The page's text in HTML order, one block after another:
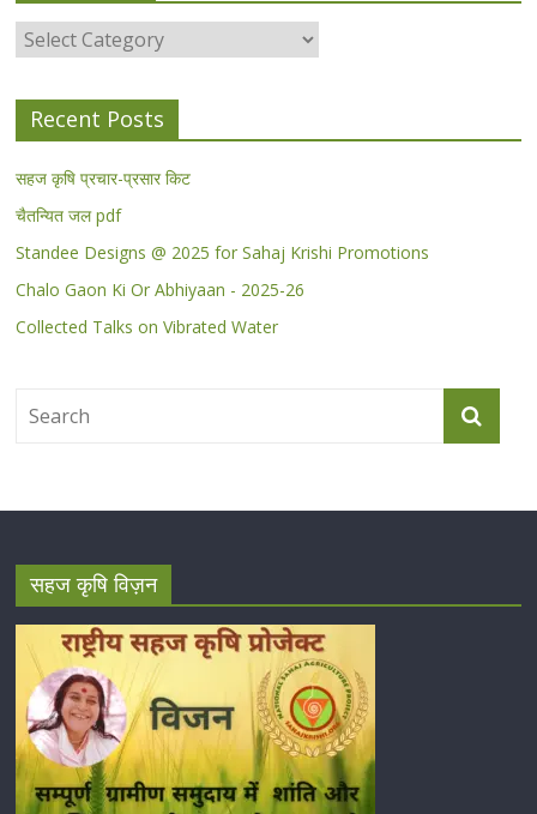
Categories
Recent Posts
सहज कृषि प्रचार-प्रसार किट
चैतन्यित जल pdf
Standee Designs @ 2025 for Sahaj Krishi Promotions
Chalo Gaon Ki Or Abhiyaan - 2025-26
Collected Talks on Vibrated Water
सहज कृषि विज़न